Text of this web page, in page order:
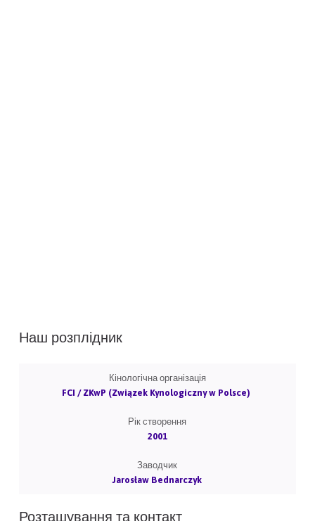
Наш розплідник
Кінологічна організація
FCI / ZKwP (Związek Kynologiczny w Polsce)
Рік створення
2001
Заводчик
Jarosław Bednarczyk
Розташування та контакт